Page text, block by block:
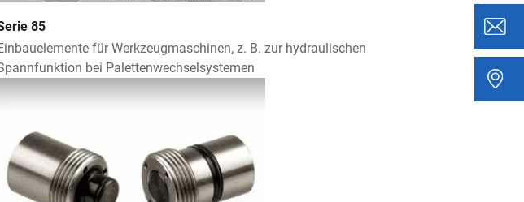
85
für Werkzeugmaschinen, z. B. zur hydraulischen
bei Palettenwechselsystemen